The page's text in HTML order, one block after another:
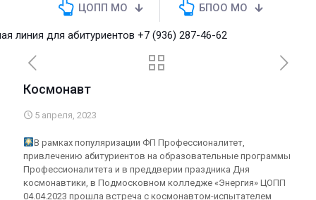
ЦОПП МО БПОО МО
абитуриентов+7 (936) 287-46-62
Космонавт
5 апреля, 2023
В рамках популяризации ФП Профессионалитет,
привлечению абитуриентов на образовательные программы
Профессионалитета и в преддверии праздника Дня
космонавтики, в Подмосковном колледже «Энергия» ЦОПП
04.04.2023 прошла встреча с космонавтом-испытателем